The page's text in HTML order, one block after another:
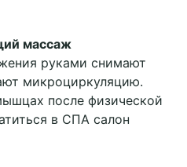
массаж
руками снимают
микроциркуляцию.
после физической
в СПА салон